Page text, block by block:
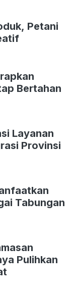
Petani
Bertahan
Layanan
Provinsi
Tabungan
Pulihkan